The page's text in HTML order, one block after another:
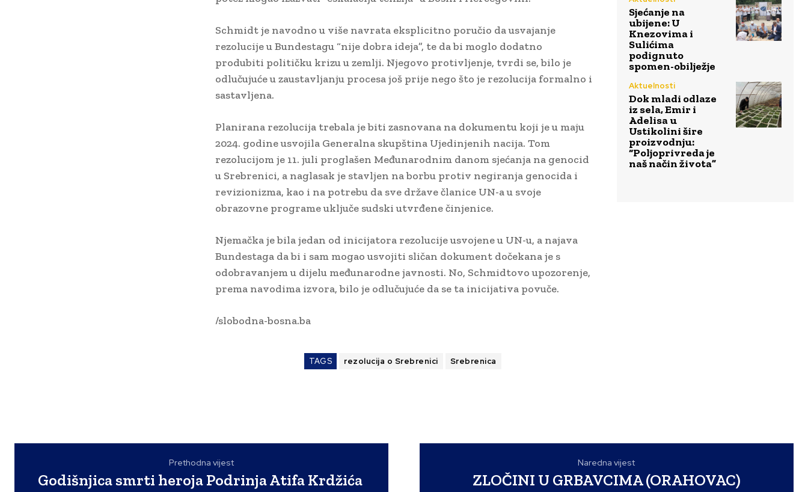
Schmidt je navodno u više navrata eksplicitno poručio da usvajanje
rezolucije u Bundestagu “nije dobra ideja”, te da bi moglo dodatno
produbiti političku krizu u zemlji. Njegovo protivljenje, tvrdi se, bilo je
odlučujuće u zaustavljanju procesa još prije nego što je rezolucija formalno i
sastavljena.
Planirana rezolucija trebala je biti zasnovana na dokumentu koji je u maju
2024. godine usvojila Generalna skupština Ujedinjenih nacija. Tom
rezolucijom je 11. juli proglašen Međunarodnim danom sjećanja na genocid
u Srebrenici, a naglasak je stavljen na borbu protiv negiranja genocida i
revizionizma, kao i na potrebu da sve države članice UN-a u svoje
obrazovne programe uključe sudski utvrđene činjenice.
Njemačka je bila jedan od inicijatora rezolucije usvojene u UN-u, a najava
Bundestaga da bi i sam mogao usvojiti sličan dokument dočekana je s
odobravanjem u dijelu međunarodne javnosti. No, Schmidtovo upozorenje,
prema navodima izvora, bilo je odlučujuće da se ta inicijativa povuče.
/slobodna-bosna.ba
TAGS rezolucija o Srebrenici Srebrenica
Sjećanje na
ubijene: U
Knezovima i
Sulićima
podignuto
spomen-obilježje
Aktuelnosti
Dok mladi odlaze
iz sela, Emir i
Adelisa u
Ustikolini šire
proizvodnju:
“Poljoprivreda je
naš način života”
Prethodna vijest
Godišnjica smrti heroja Podrinja Atifa Krdžića
Naredna vijest
ZLOČINI U GRBAVCIMA (ORAHOVAC)